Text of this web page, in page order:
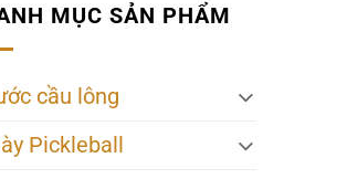
MỤC SẢN PHẨM
cầu lông
Pickleball